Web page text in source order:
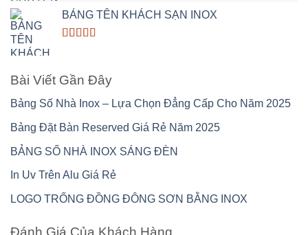
BẢNG TÊN KHÁCH SẠN INOX
Bài Viết Gần Đây
Bảng Số Nhà Inox – Lựa Chọn Đẳng Cấp Cho Năm 2025
Bảng Đặt Bàn Reserved Giá Rẻ Năm 2025
BẢNG SỐ NHÀ INOX SÁNG ĐÈN
In Uv Trên Alu Giá Rẻ
LOGO TRỐNG ĐỒNG ĐÔNG SƠN BẰNG INOX
Đánh Giá Của Khách Hàng